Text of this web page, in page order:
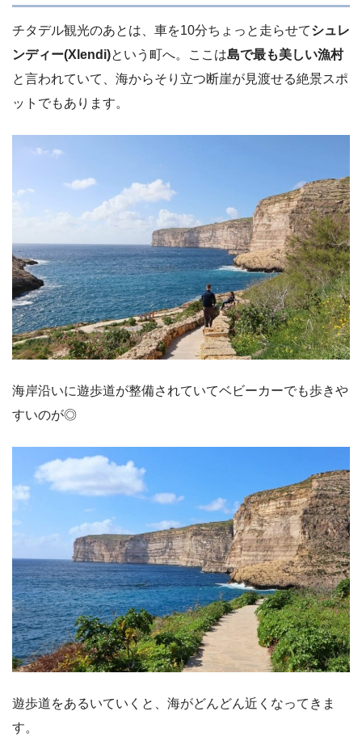
チタデル観光のあとは、車を10分ちょっと走らせてシュレ
ンディー(Xlendi)という町へ。ここは島で最も美しい漁村
と言われていて、海からそり立つ断崖が見渡せる絶景スポ
ットでもあります。
海岸沿いに遊歩道が整備されていてベビーカーでも歩きや
すいのが◎
遊歩道をあるいていくと、海がどんどん近くなってきま
す。